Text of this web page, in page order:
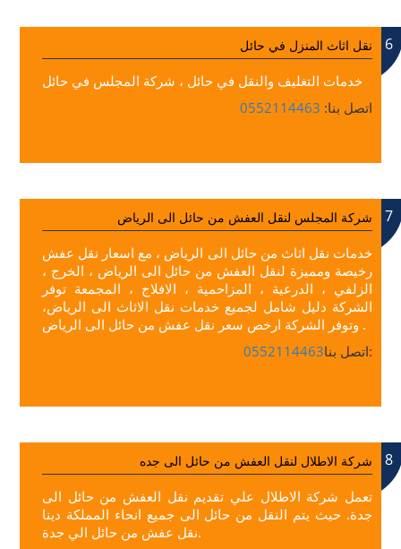
6 نقل اثاث المنزل في حائل
خدمات التغليف والنقل في حائل ، شركة المجلس في حائل
اتصل بنا: 0552114463
7 شركة المجلس لنقل العفش من حائل الى الرياض
خدمات نقل اثاث من حائل الى الرياض ، مع اسعار نقل عفش
رخيصة ومميزة لنقل العفش من حائل الى الرياض ، الخرج ،
الزلفي ، الدرعية ، المزاحمية ، الافلاج ، المجمعة توفر
الشركة دليل شامل لجميع خدمات نقل الاثاث الى الرياض،
وتوفر الشركة ارخص سعر نقل عفش من حائل الى الرياض .
0552114463
اتصل بنا:
8 شركة الاطلال لنقل العفش من حائل الى جده
تعمل شركة الاطلال علي تقديم نقل العفش من حائل الى
جدة. حيث يتم النقل من حائل الى جميع انحاء المملكة دينا
نقل عفش من حائل الي جدة.